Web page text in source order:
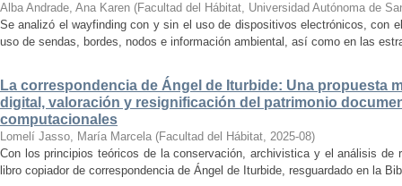
Alba Andrade, Ana Karen (Facultad del Hábitat, Universidad Autónoma de
Se analizó el wayfinding con y sin el uso de dispositivos electrónicos, con
uso de sendas, bordes, nodos e información ambiental, así como en las
La correspondencia de Ángel de Iturbide: Una propuesta
digital, valoración y resignificación del patrimonio
computacionales
Lomelí Jasso, María Marcela (Facultad del Hábitat, 2025-08)
Con los principios teóricos de la conservación, archivistica y el análisis de
libro copiador de correspondencia de Ángel de Iturbide, resguardado en la